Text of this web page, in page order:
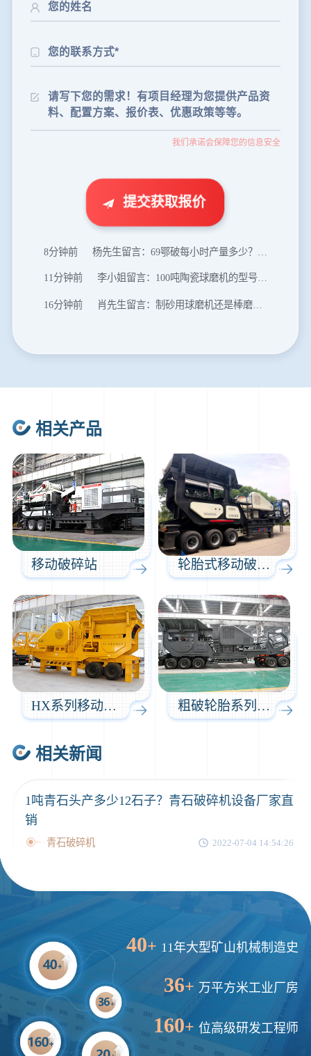
我们承诺会保障您的信息安全
提交获取报价
24分钟前 朱先生留言：制砂机3000吨一套多少钱？
35分钟前 张先生留言：碎石机有几种型号？碎石机械设备一套价格？
武先生留言：年产100万吨机制砂，用什么设备？
王先生留言：建一条石料破碎生产线，规模300吨/小时，提供设备选型和报价。
陈先生留言：每小时100吨建筑垃圾粉碎机？推荐用什么型号？
8分钟前 杨先生留言：69鄂破每小时产量多少？参数和工作视频。
11分钟前 李小姐留言：100吨陶瓷球磨机的型号和参数？
16分钟前 肖先生留言：制砂用球磨机还是棒磨机？每小时100吨价格。
24分钟前 朱先生留言：制砂机3000吨一套多少钱？
1分钟前 谢先生留言：球磨机多少钱一台？提供型号和参数。
2分钟前 王先生留言：建一条石料破碎生产线，规模300吨/小时，提供设备选型和报价。
5分钟前 陈先生留言：每小时100吨建筑垃圾粉碎机？推荐用什么型号？
相关产品
移动破碎站 轮胎式移动破碎站
HX系列移动破碎站 粗破轮胎系列移动破碎站
相关新闻
1吨青石头产多少12石子？青石破碎机设备厂家直
销
青石破碎机 2022-07-04 14:54:26
40+ 11年大型矿山机械制造史
36+ 万平方米工业厂房
160+ 位高级研发工程师